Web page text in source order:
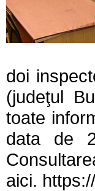
doi
(judeţul
toate
data de
aici.